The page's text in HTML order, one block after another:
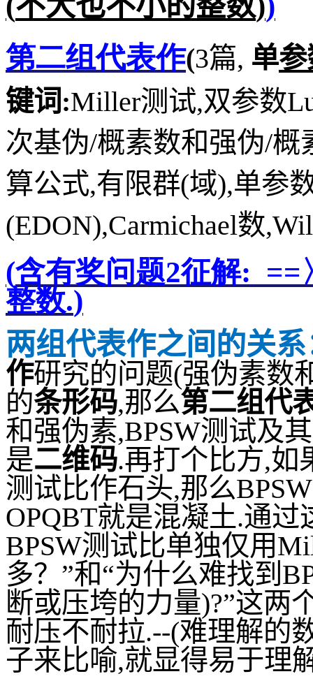
第二组代表作(3篇, 单
键词 :Miller测试,双参数
次基伪/概素数和强伪/概
算公式,有限群(域),单参
(EDON),Carmichael数,
(含有奖问题2征解: ==
整数.)
两组代表作之间的关系
作研究的问题(强伪素数
的条形码,那么第二组代
和强伪素,BPSW测试及
是二维码.再打个比方,如
测试比作石头,那么BPSW
OPQBT就是混凝土.通过
BPSW测试比单独仅用
多？”和“为什么难找到
断或压垮的力量)?”这两
耐压不耐拉.--(难理解的
子来比喻,就显得易于理